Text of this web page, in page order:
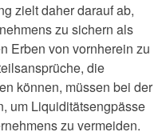
zielt daher darauf ab,
zu sichern als
Erben von vornherein zu
die
können, müssen bei der
um Liquiditätsengpässe
zu vermeiden.